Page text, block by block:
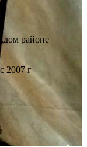
районе
2007 г